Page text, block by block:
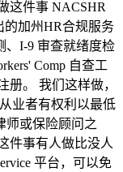
这件事 NACSHR
的加州HR合规服务
、I-9 审查就绪度检
Comp 自查工
册。 我们这样做，
业者有权利以最低
师或保险顾问之
件事有人做比没人
平台，可以免